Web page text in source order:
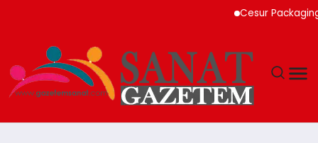
Cesur Packaging,